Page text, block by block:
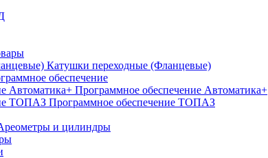
Катушки переходные (Фланцевые)
обеспечение
Программное обеспечение Автоматика+
Программное обеспечение ТОПАЗ
и цилиндры